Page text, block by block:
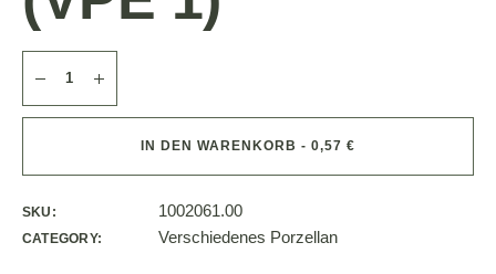
IN DEN WARENKORB - 0,57 €
SKU: 1002061.00
CATEGORY: Verschiedenes Porzellan